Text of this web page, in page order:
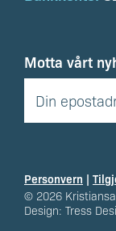
Motta vårt
Personvern |
© 2026
Design: Tress